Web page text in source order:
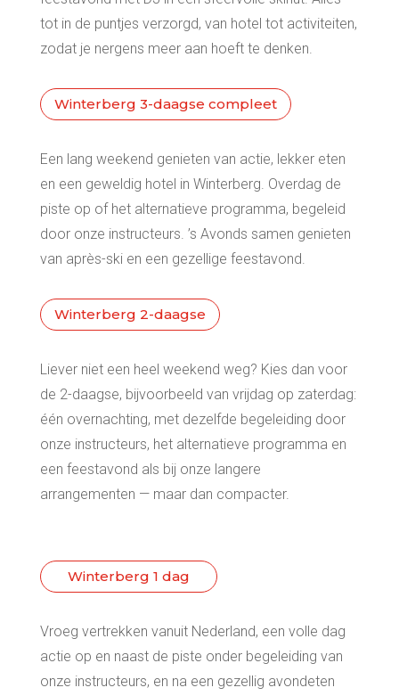
tot in de puntjes verzorgd, van hotel tot activiteiten,
zodat je nergens meer aan hoeft te denken.
Winterberg 3-daagse compleet
Een lang weekend genieten van actie, lekker eten
en een geweldig hotel in Winterberg. Overdag de
piste op of het alternatieve programma, begeleid
door onze instructeurs. ’s Avonds samen genieten
van après-ski en een gezellige feestavond.
Winterberg 2-daagse
Liever niet een heel weekend weg? Kies dan voor
de 2-daagse, bijvoorbeeld van vrijdag op zaterdag:
één overnachting, met dezelfde begeleiding door
onze instructeurs, het alternatieve programma en
een feestavond als bij onze langere
arrangementen — maar dan compacter.
Winterberg 1 dag
Vroeg vertrekken vanuit Nederland, een volle dag
actie op en naast de piste onder begeleiding van
onze instructeurs, en na een gezellig avondeten